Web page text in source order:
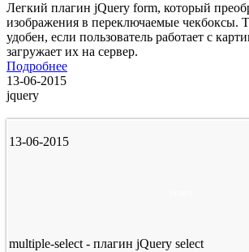
Легкий плагин jQuery form, который
изображения в переключаемые чекбоксы.
удобен, если пользователь работает с
загружает их на сервер.
Подробнее
13-06-2015
jquery
13-06-2015
multiple-select - плагин jQuery select